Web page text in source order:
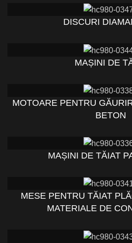
DISCURI
MAȘINI DE
MOTOARE PENTRU
BETON
MAȘINI DE TĂIAT
MESE PENTRU TĂIAT
MATERIALE DE